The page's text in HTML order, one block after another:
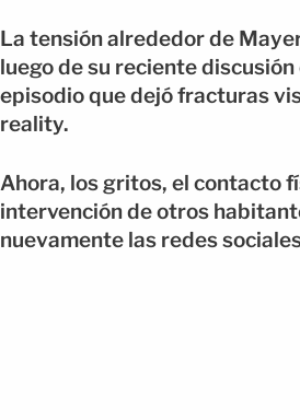
La tensión alrededor de
luego de su reciente discusión
episodio que dejó fracturas
reality.
Ahora, los gritos, el contacto
intervención de otros
nuevamente las redes